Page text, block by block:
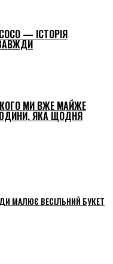
— ІСТОРІЯ
МИ ВЖЕ МАЙЖЕ
ЯКА ЩОДНЯ
МАЛЮЄ ВЕСІЛЬНИЙ БУКЕТ